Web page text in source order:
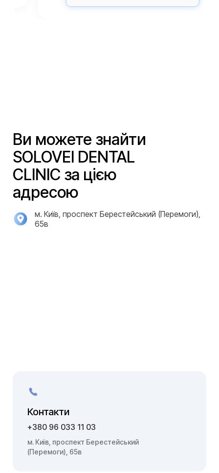
Ви можете знайти
SOLOVEI DENTAL
CLINIC за цією
адресою
м. Київ, проспект Берестейський (Перемоги),
65в
Контакти
+380 96 033 11 03
м. Київ, проспект Берестейський
(Перемоги), 65в